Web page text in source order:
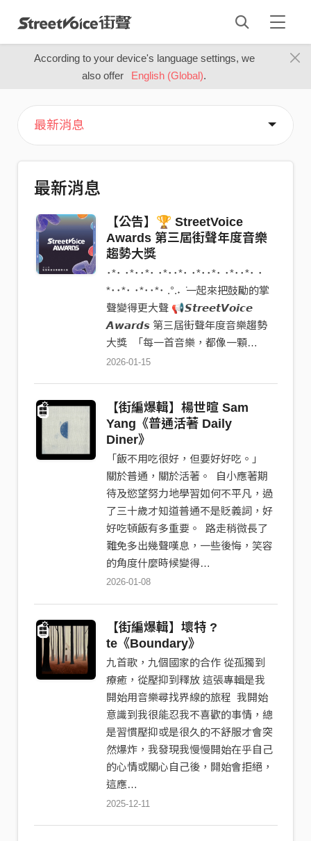
According to your device's language settings, we
also offer
English (Global).
關於街聲
最新消息
媒體工具
音樂人指南
街托邦
行銷業務合作
非營利 / 校園合作
隱私權保護政策
著作權保護措施
會員服務條款
免責聲明
幫助中心
最新消息
【公告】🏆 StreetVoice
Awards 第三屆街聲年度音樂
趨勢大獎
･*･ ･*･･*･ ･*･･*･ ･*･･*･ ･*･･*･ ･
*･･*･ ･*･･*･ .°.˖ ݁ 一起來把鼓勵的掌
聲變得更大聲 📢 ​​𝙎𝙩𝙧𝙚𝙚𝙩𝙑𝙤𝙞𝙘𝙚
𝘼𝙬𝙖𝙧𝙙𝙨 第三屆街聲年度音樂趨勢
大獎 󠀠󠀠 「每一首音樂，都像一顆…
2026-01-15
【街編爆輯】​​楊世暄 Sam
Yang《普通活著 Daily
Diner》
「飯不用吃很好，但要好好吃。」 󠀠󠀠󠀠󠀠󠀠󠀠󠀠
關於普通，關於活著。 󠀠󠀠󠀠 自小應著期
待及慾望努力地學習如何不平凡，過
了三十歲才知道普通不是貶義詞，好
好吃頓飯有多重要。 󠀠 路走稍微長了
難免多出幾聲嘆息，一些後悔，笑容
的角度什麼時候變得…
2026-01-08
【街編爆輯】​​壞特 ?
te《Boundary》
九首歌，九個國家的合作 從孤獨到
療癒，從壓抑到釋放 這張專輯是我
開始用音樂尋找界線的旅程 󠀠󠀠󠀠󠀠 我開始
意識到我很能忍我不喜歡的事情，總
是習慣壓抑或是很久的不舒服才會突
然爆炸，我發現我慢慢開始在乎自己
的心情或關心自己後，開始會拒絕，
這應…
2025-12-11